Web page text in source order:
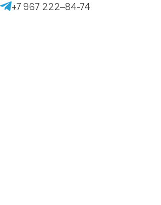
+7 967 222–84-74